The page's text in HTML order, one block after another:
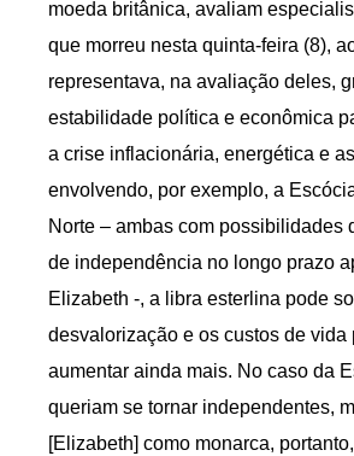
moeda britânica, avaliam
que morreu nesta quinta-feira (8),
representava, na avaliação deles,
estabilidade política e econômica
a crise inflacionária, energética e
envolvendo, por exemplo, a
Norte – ambas com possibilidades
de independência no longo prazo
Elizabeth -, a libra esterlina pode
desvalorização e os custos de vida
aumentar ainda mais. No caso da
queriam se tornar independentes,
[Elizabeth] como monarca,